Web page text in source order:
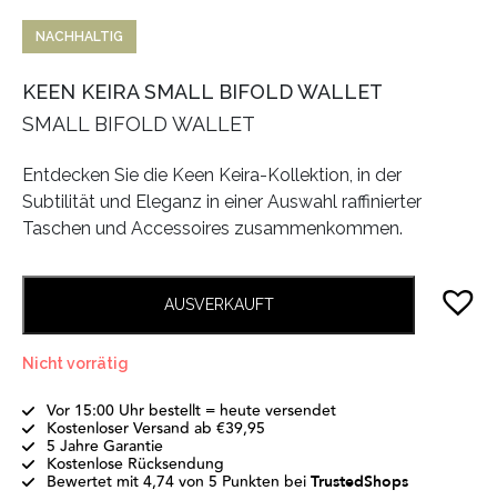
NACHHALTIG
KEEN KEIRA SMALL BIFOLD WALLET
SMALL BIFOLD WALLET
Entdecken Sie die Keen Keira-Kollektion, in der
Subtilität und Eleganz in einer Auswahl raffinierter
Taschen und Accessoires zusammenkommen.
AUSVERKAUFT
Nicht vorrätig
Vor 15:00 Uhr bestellt = heute versendet
Kostenloser Versand ab €39,95
5 Jahre Garantie
Kostenlose Rücksendung
Bewertet mit 4,74 von 5 Punkten bei TrustedShops